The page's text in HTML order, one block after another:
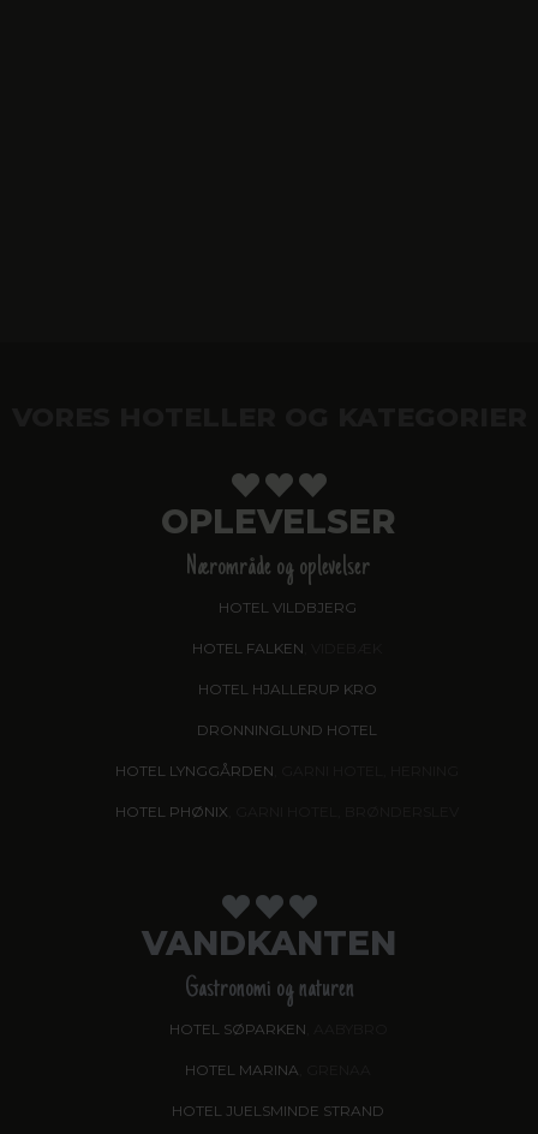
OPLEVELSER
Nærområde og oplevelser
HOTEL VILDBJERG
HOTEL FALKEN
HOTEL HJALLERUP KRO
DRONNINGLUND HOTEL
HOTEL LYNGGÅRDEN
HOTEL PHØNIX
VANDKANTEN
Gastronomi og naturen
HOTEL SØPARKEN
HOTEL MARINA
HOTEL JUELSMINDE STRAND